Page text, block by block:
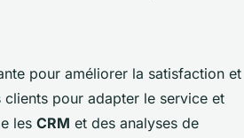
pour améliorer la satisfaction et
pour adapter le service et
les CRM et des analyses de